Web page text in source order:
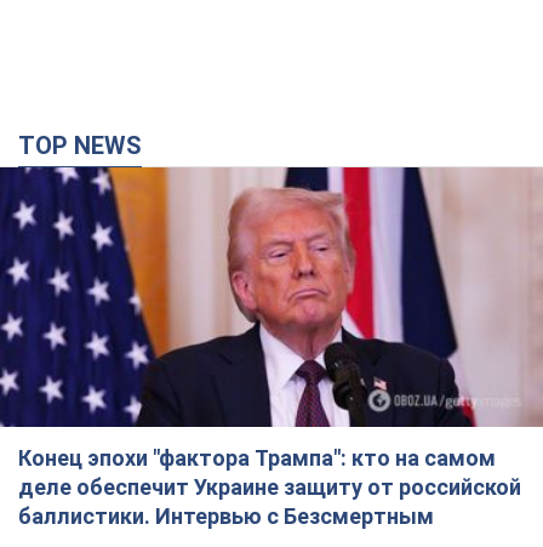
TOP NEWS
Конец эпохи "фактора Трампа": кто на самом
деле обеспечит Украине защиту от российской
баллистики. Интервью с Безсмертным